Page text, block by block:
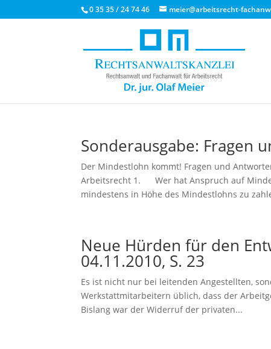
0 35 35 / 24 74 46 meier@arbeitsrecht-
Sonderausgabe: Fragen
Der Mindestlohn kommt! Fragen und
Arbeitsrecht 1. Wer hat Anspruch auf
mindestens in Höhe des Mindestlohns zu
Neue Hürden für den
04.11.2010, S. 23
Es ist nicht nur bei leitenden Angestellten,
Werkstattmitarbeitern üblich, dass der
Bislang war der Widerruf der privaten...